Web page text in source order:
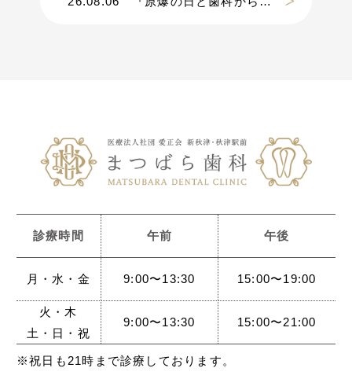
診療時間 午前 午後
月・水・金 9:00〜13:30 15:00〜19:00
火・木
土・日・祝
9:00〜13:30 15:00〜21:00
※祝日も21時まで診療しております。